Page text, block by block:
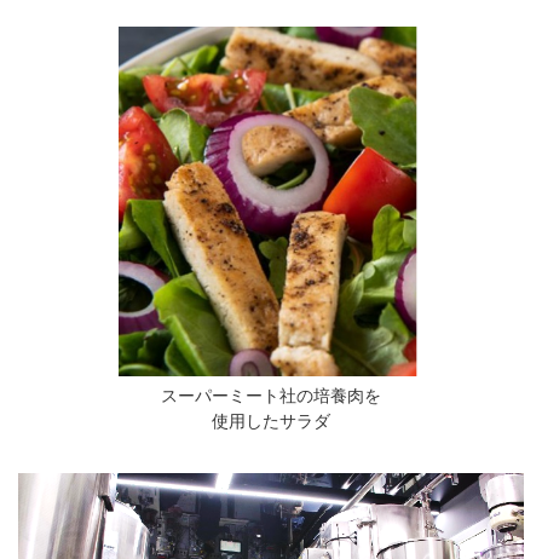
スーパーミート社の培養肉を
使用したサラダ